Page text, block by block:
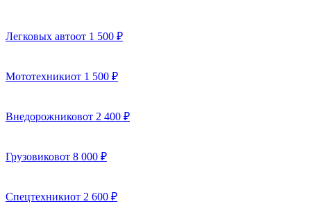
Легковых автоот 1 500 ₽
Мототехникиот 1 500 ₽
Внедорожниковот 2 400 ₽
Грузовиковот 8 000 ₽
Спецтехникиот 2 600 ₽